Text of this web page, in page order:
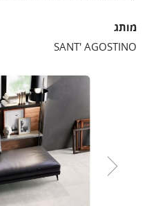
מותג
SANT' AGOSTINO